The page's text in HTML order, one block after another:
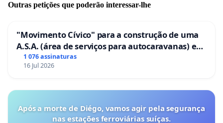
Outras petições que poderão interessar-lhe
"Movimento Cívico" para a construção de uma
A.S.A. (área de serviços para autocaravanas) em
Coimbra
1 076 assinaturas
16 Jul 2026
Após a morte de Diégo, vamos agir pela segurança
nas estações ferroviárias suíças.